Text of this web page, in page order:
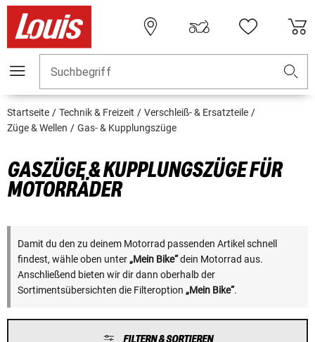
Suchbegriff
Startseite Technik & Freizeit
Verschleiß- & Ersatzteile
Züge & Wellen
Gas- & Kupplungszüge
GASZÜGE & KUPPLUNGSZÜGE FÜR
MOTORRÄDER
Damit du den zu deinem Motorrad passenden Artikel schnell
findest, wähle oben unter„Mein Bike“dein Motorrad aus.
Anschließend bieten wir dir dann oberhalb der
Sortimentsübersichten die Filteroption „Mein Bike“.
FILTERN & SORTIEREN